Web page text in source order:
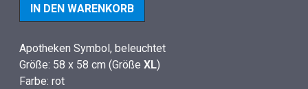
Apotheken Symbol, beleuchtet
Größe: 58 x 58 cm (Größe XL)
Farbe: rot